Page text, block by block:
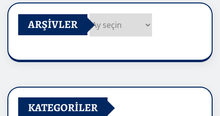
ARŞIVLER
KATEGORILER